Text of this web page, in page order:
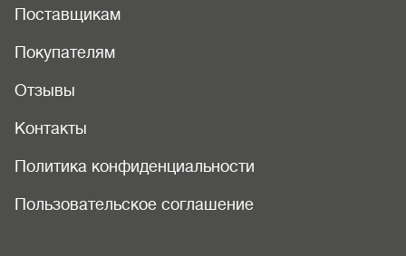
Поставщикам
Покупателям
Отзывы
Контакты
Политика конфиденциальности
Пользовательское соглашение